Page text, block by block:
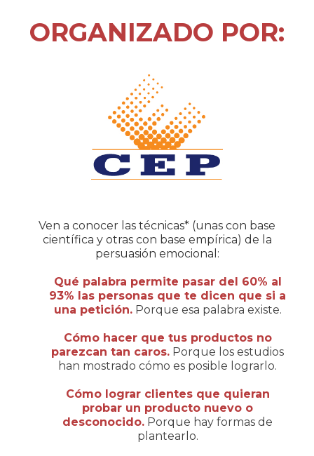
ORGANIZADO POR:
Ven a conocer las técnicas* (unas con base
científica y otras con base empírica) de la
persuasión emocional:
Qué palabra permite pasar del 60% al
93% las personas que te dicen que si a
una petición.Porque esa palabra existe.
Cómo hacer que tus productos no
parezcan tan caros. Porque los estudios
han mostrado cómo es posible lograrlo.
Cómo lograr clientes que quieran
probar un producto nuevo o
desconocido. Porque hay formas de
plantearlo.